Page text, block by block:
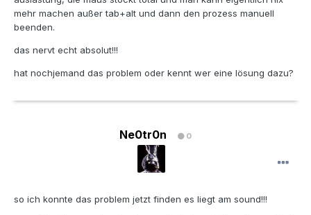
mehr machen außer tab+alt und dann den prozess manuell
beenden.
das nervt echt absolut!!!
hat nochjemand das problem oder kennt wer eine lösung dazu?
Ne0tr0n 0
so ich konnte das problem jetzt finden es liegt am sound!!!